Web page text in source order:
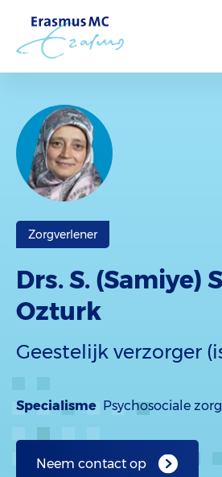
Zorgverlener
Drs. S. (Samiye)
Ozturk
Geestelijk verzorger
Specialisme Psychosociale zorg
Neem contact op